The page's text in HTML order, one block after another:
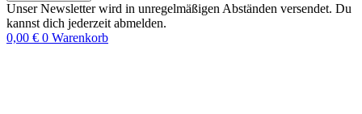
Unser Newsletter wird in unregelmäßigen Abständen versendet. Du
kannst dich jederzeit abmelden.
0,00 € 0 Warenkorb